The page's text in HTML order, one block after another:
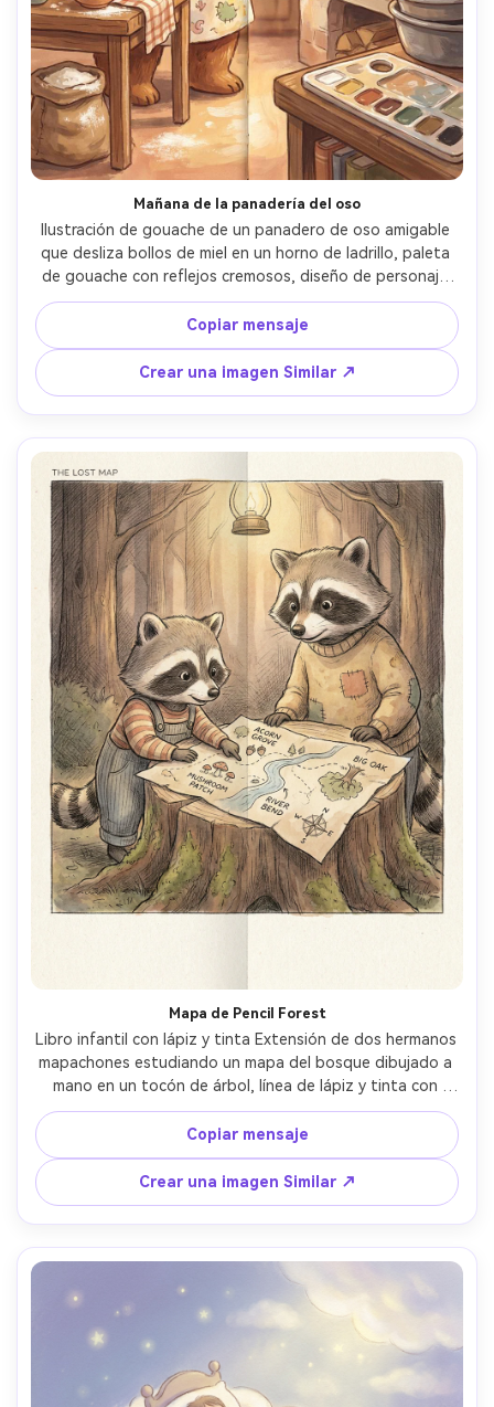
Mañana de la panadería del oso
Ilustración de gouache de un panadero de oso amigable
que desliza bollos de miel en un horno de ladrillo, paleta
de gouache con reflejos cremosos, diseño de personaje
caprichoso, accesorios de cocina acogedores, sensación
de diseño de doble página, formas de silueta claras,
texturas sutiles de polvo de harina, carácter consistente
a través de las páginas, lente de 85 mm, profundidad de
campo poco profunda- -ar 4:5
Copiar mensaje
Crear una imagen Similar ↗
Mapa de Pencil Forest
Libro infantil con lápiz y tinta Extensión de dos hermanos
mapachones estudiando un mapa del bosque dibujado a
mano en un tocón de árbol, línea de lápiz y tinta con
sombra suave, lavado cálido de paleta de libro de
cuentos, iconos legibles en el mapa, grano de papel
texturizado, diseño de personajes consistente a través
de las páginas, margen seguro para texto, lente de 85
mm, profundidad de campo poco profunda, iluminación
cinematográfica suave-AR 4:5
Copiar mensaje
Crear una imagen Similar ↗